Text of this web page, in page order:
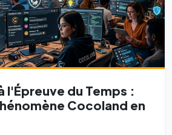
l'Épreuve du Temps :
Cocoland en